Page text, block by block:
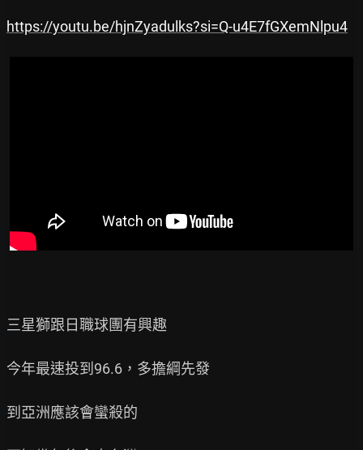
https://youtu.be/hjnZyadulks?si=Q-u4E7fGXemNlpu4
三星獅跟日職球團有興趣
今年最速投到96.6，多擔綱先發
到亞洲應該會蠻殺的